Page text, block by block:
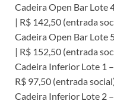
Cadeira Open Bar Lote
| R$ 142,50 (entrada
Cadeira Open Bar Lote
| R$ 152,50 (entrada
Cadeira Inferior Lote 1
R$ 97,50 (entrada
Cadeira Inferior Lote 2